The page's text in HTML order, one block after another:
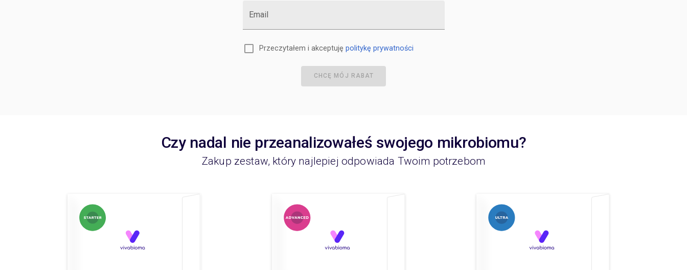
Email
Przeczytałem i akceptuję politykę prywatności
CHCĘ MÓJ RABAT
Czy nadal nie przeanalizowałeś swojego mikrobiomu?
Zakup zestaw, który najlepiej odpowiada Twoim potrzebom